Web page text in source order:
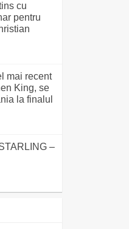
cu
pentru
mai recent
King, se
la finalul
–